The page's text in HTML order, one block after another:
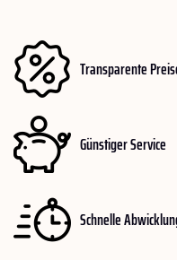
Transparente
Günstiger Service
Schnelle